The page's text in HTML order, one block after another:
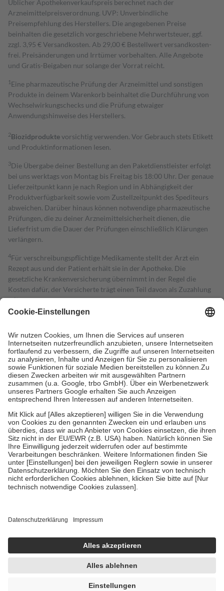
Üblicher Apothekenverkaufspreis berechnet nach der
Arzneimittelpreisverordnung. UVP: Unverbindliche
Preisempfehlung des Herstellers. Die angegebenen Preise
beinhalten die gesetzlich vorgeschriebene Mehrwertsteuer, ggf.
zzgl. 3,95 € Versandkosten. Ab 29,00 € Bestell­wert versand­kosten­
frei. Preisänderungen und Irrtümer vorbehalten. Alle Angebote
und Gratis-Beigaben nur solange der Vorrat reicht.
1 Eine pharmazeutische Prüfung der Arzneimittel und sonstigen
Produkte in deinem Warenkorb beinhaltet die Durchführung von
Wechselwirkungschecks und die Prüfung etwaiger
Anwendungshinweise des Herstellers.
2Biozidproduktevorsichtig verwenden. Vor Gebrauch stets Etikett
und Produktinformationen lesen.
3Die Übergabe deiner Bestellung an den Paketdienstleister erfolgt
bei uns werktags von Montag bis Freitag bis 18:00 Uhr. Der genaue
Lieferzeitpunkt kann je nach Region und in Abhängigkeit der
Produktverfügbarkeit sowie vom Zustellzeitpunkt des Spediteurs
abweichen. Darüber hinaus können notwendige pharmazeutische
Prüfungen, die zu deiner Arzneimittelsicherheit dienen, die
Lieferfrist um die Dauer der Prüfungen einschließlich Klärungen
verlängern.
4Für verschreibungspflichtige Medikamente stellt der Arzt ein
Rezept aus und der Patient erhält sie in der Apotheke. Die
gesetzliche Krankenversicherung übernimmt in der Regel die
Kosten dafür, der Versicherte trägt einen Teil davon als Zuzahlung
mit.
Grundsätzlich leisten Mitglieder Zuzahlungen in Höhe von zehn
höchstens zehn Euro.
Es sind jedoch nie mehr als die tatsächlichen
Kosten der Leistung zu entrichten.
Diese Regeln gelten grundsätzlich auch für Online-Apotheken.
Bei Heilmitteln und häuslicher Krankenpflege beträgt die
Zuzahlung zehn Prozent der Kosten sowie zehn Euro je
Verordnung.
Um das Engagement der Versicherten für ihre eigene Gesundheit zu
stärken und die besondere Stellung der Familie zu unterstützen,
fallenkeine Zuzahlungenan bei:
• Kindern und Jugendlichen bis zum vollendeten 18. Lebensjahr
mit Ausnahme der Fahrkosten
• Untersuchungen zur Vorsorge und Früherkennung, die von der
GKV getragen werden
• empfohlenen Schutzimpfungen
• Harn- und Blutteststreifen
getroffen, um sicherzustellen, dass es sich um echte Bewertungen
https://help.etrusted.com/hc/de/articles/4419944605341
Einige Bilder und Inhalte wurden unter Zuhilfenahme künstlicher